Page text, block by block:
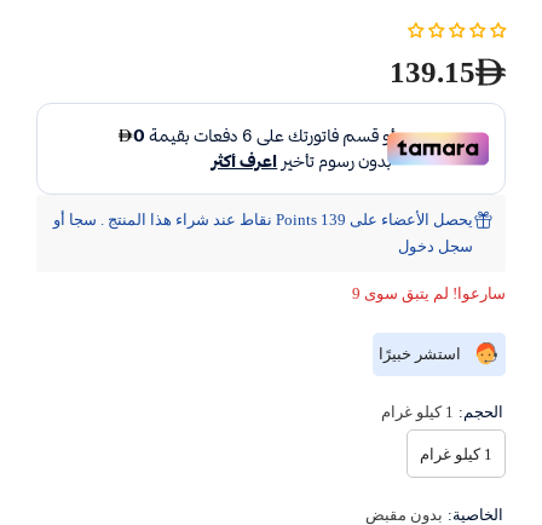
139.15
يحصل الأعضاء على 139 Points نقاط عند شراء هذا المنتج . سجا أو
سجل دخول
سارعوا! لم يتبق سوى 9
استشر خبيرًا
الحجم: 1 كيلو غرام
1 كيلو غرام
الخاصية: بدون مقبض